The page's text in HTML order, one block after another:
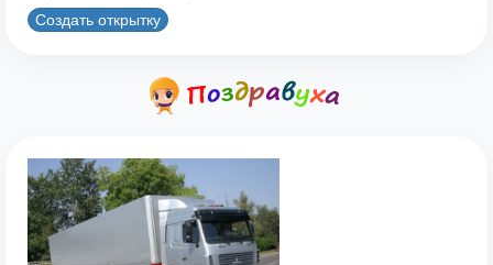
Создать открытку